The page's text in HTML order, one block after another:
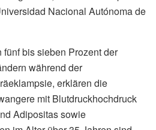
Nacional Autónoma de
bis sieben Prozent der
während der
erklären die
mit Blutdruckhochdruck
Adipositas sowie